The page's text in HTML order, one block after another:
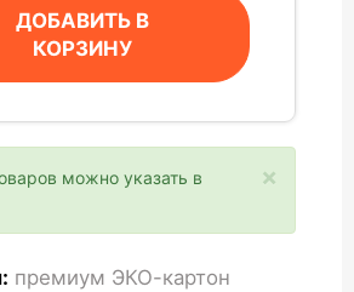
ДОБАВИТЬ В
КОРЗИНУ
×
можно указать в
премиум ЭКО-картон